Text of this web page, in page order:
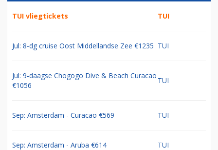
TUI vliegtickets TUI
Jul: 8-dg cruise Oost Middellandse Zee €1235 TUI
Jul: 9-daagse Chogogo Dive & Beach Curacao
€1056
TUI
Sep: Amsterdam - Curacao €569 TUI
Sep: Amsterdam - Aruba €614 TUI